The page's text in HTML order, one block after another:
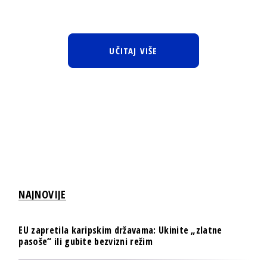
UČITAJ VIŠE
NAJNOVIJE
EU zapretila karipskim državama: Ukinite „zlatne
pasoše“ ili gubite bezvizni režim